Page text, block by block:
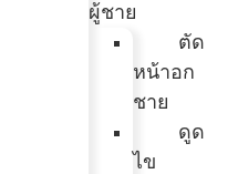
ผู้ชาย
ตัด
หน้าอก
ชาย
ดูด
ไข